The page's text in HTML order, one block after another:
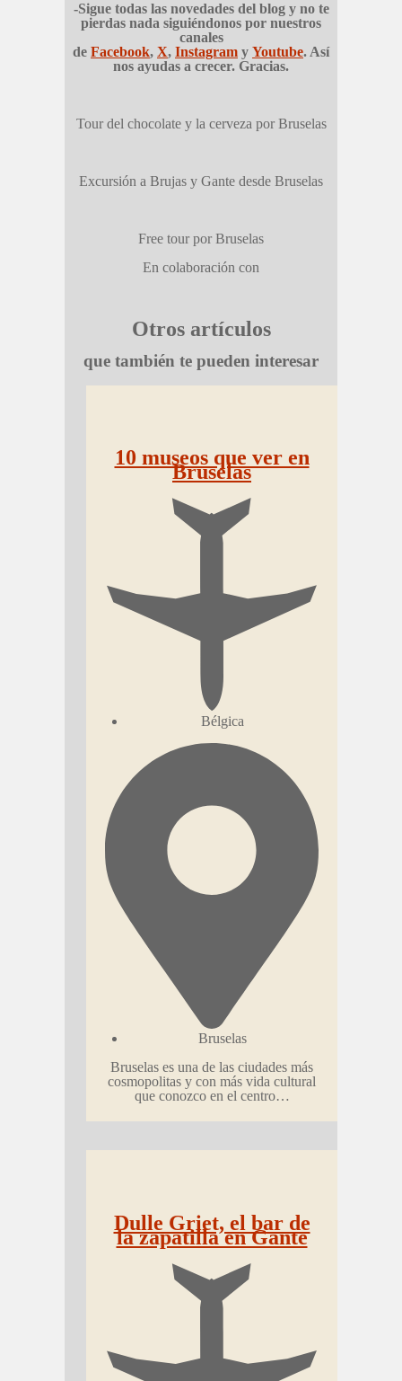
-Sigue todas las novedades del blog y no te
pierdas nada siguiéndonos por nuestros
canales
de Facebook, X, Instagram y Youtube. Así
nos ayudas a crecer. Gracias.
Tour del chocolate y la cerveza por Bruselas
Excursión a Brujas y Gante desde Bruselas
Free tour por Bruselas
En colaboración con
Otros artículos
que también te pueden interesar
10 museos que ver en
Bruselas
Bélgica
Bruselas
Bruselas es una de las ciudades más
cosmopolitas y con más vida cultural
que conozco en el centro…
Dulle Griet, el bar de
la zapatilla en Gante